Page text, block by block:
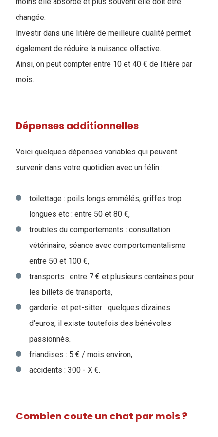
moins elle absorbe et plus souvent elle doit être
changée.
Investir dans une litière de meilleure qualité permet
également de réduire la nuisance olfactive.
Ainsi, on peut compter entre 10 et 40 € de litière par
mois.
Dépenses additionnelles
Voici quelques dépenses variables qui peuvent
survenir dans votre quotidien avec un félin :
toilettage : poils longs emmêlés, griffes trop
longues etc : entre 50 et 80 €,
troubles du comportements : consultation
vétérinaire, séance avec comportementalisme
entre 50 et 100 €,
transports : entre 7 € et plusieurs centaines pour
les billets de transports,
garderie et pet-sitter : quelques dizaines
d'euros, il existe toutefois des bénévoles
passionnés,
friandises : 5 € / mois environ,
accidents : 300 - X €.
Combien coute un chat par mois ?